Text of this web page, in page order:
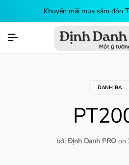
DANH BẠ
bởi Định Danh PRO on